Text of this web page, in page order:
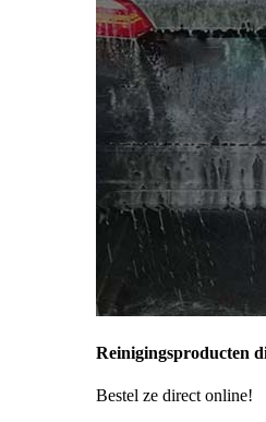
Reinigingsproducten
Bestel ze direct online!